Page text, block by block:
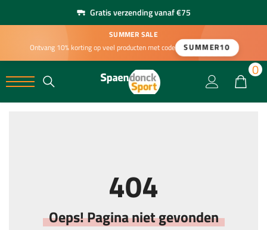
Gratis verzending vanaf €75
SUMMER SALE
Ontvang 10% korting op veel producten met code
SUMMER10
00
404
Oeps! Pagina niet gevonden